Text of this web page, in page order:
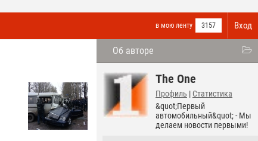
Вход
в мою ленту 3157
Об авторе
The One
Профиль | Статистика
&quot;Первый
автомобильный&quot; - Мы
делаем новости первыми!